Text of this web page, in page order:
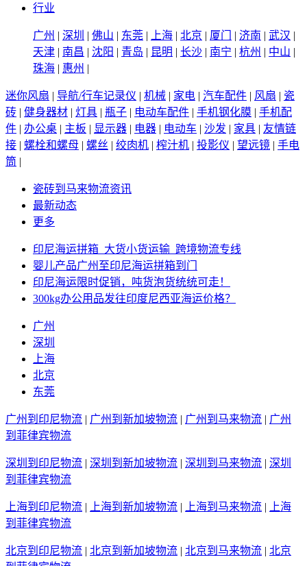
行业
广州 | 深圳 | 佛山 | 东莞 | 上海 | 北京 | 厦门 | 济南 | 武汉 |
天津 | 南昌 | 沈阳 | 青岛 | 昆明 | 长沙 | 南宁 | 杭州 | 中山 |
珠海 | 惠州 |
迷你风扇 | 导航/行车记录仪 | 机械 | 家电 | 汽车配件 | 风扇 | 瓷
砖 | 健身器材 | 灯具 | 瓶子 | 电动车配件 | 手机钢化膜 | 手机配
件 | 办公桌 | 主板 | 显示器 | 电器 | 电动车 | 沙发 | 家具 | 友情链
接 | 螺栓和螺母 | 螺丝 | 绞肉机 | 榨汁机 | 投影仪 | 望远镜 | 手电
筒 |
瓷砖到马来物流资讯
最新动态
更多
印尼海运拼箱_大货小货运输_跨境物流专线
婴儿产品广州至印尼海运拼箱到门
印尼海运限时促销，吨货泡货统统可走！
300kg办公用品发往印度尼西亚海运价格？
广州
深圳
上海
北京
东莞
广州到印尼物流 | 广州到新加坡物流 | 广州到马来物流 | 广州
到菲律宾物流
深圳到印尼物流 | 深圳到新加坡物流 | 深圳到马来物流 | 深圳
到菲律宾物流
上海到印尼物流 | 上海到新加坡物流 | 上海到马来物流 |
上海
到菲律宾物流
北京到印尼物流 | 北京到新加坡物流 | 北京到马来物流 | 北京